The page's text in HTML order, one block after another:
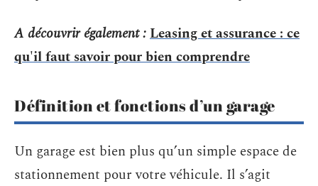
A découvrir également :Leasing et assurance : ce
qu'il faut savoir pour bien comprendre
Définition et fonctions d’un garage
Un garage est bien plus qu’un simple espace de
stationnement pour votre véhicule. Il s’agit